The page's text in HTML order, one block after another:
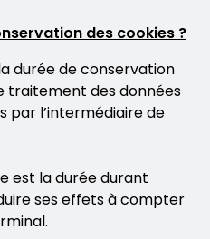
des cookies ?
durée de conservation
traitement des données
par l’intermédiaire de
est la durée durant
ses effets à compter